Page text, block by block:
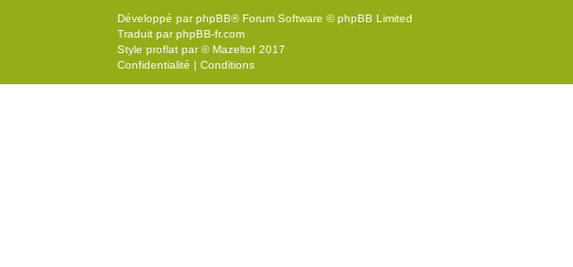
Développé parphpBB® Forum Software © phpBB Limited
Traduit parphpBB-fr.com
Style proflat par ©Mazeltof 2017
Confidentialité | Conditions